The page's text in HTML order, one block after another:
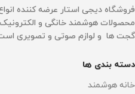
عملکرد باطری 240 دقیقه
زمان شارژ 4 الی 5 ساعت
نقشه کشی سه بعدی
فروشگاه دیجی استار عرضه کننده
محصولات هوشمند خانگی و الکترونیک
گجت ها و لوازم صوتی و تصویری
دسته بندی ها
خانه هوشمند